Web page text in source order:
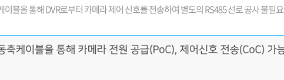
이블을 통해 DVR로부터 카메라 제어 신호를 전송하여 별도의 RS485 선로 공사 불필요